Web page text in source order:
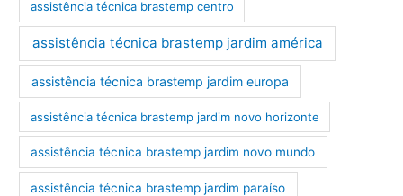
assistência técnica brastemp centro
assistência técnica brastemp jardim américa
assistência técnica brastemp jardim europa
assistência técnica brastemp jardim novo horizonte
assistência técnica brastemp jardim novo mundo
assistência técnica brastemp jardim paraíso